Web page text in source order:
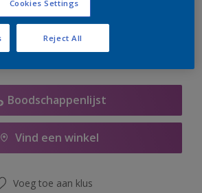
voorraad aan te vullen.
Boodschappenlijst
Vind een winkel
Voeg toe aan klus
Cookies Settings
Reject All